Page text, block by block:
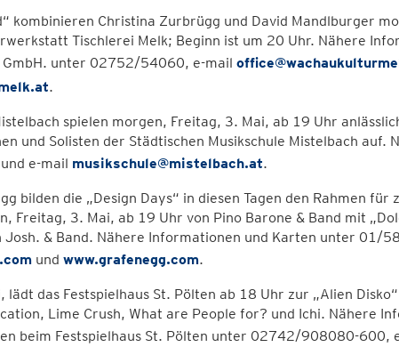
kombinieren Christina Zurbrügg und David Mandlburger
Tischlerei Melk; Beginn ist um 20 Uhr. Nähere
GmbH. unter 02752/54060, e-mail
.
spielen morgen, Freitag, 3. Mai, ab 19 Uhr
und Solisten der Städtischen Musikschule Mistelbach
e-mail musikschule@mistelbach.at.
bilden die „Design Days“ in diesen Tagen den Rahmen für
Freitag, 3. Mai, ab 19 Uhr von Pino Barone & Band mit
Josh. & Band. Nähere Informationen und Karten unter 01/
und www.grafenegg.com.
lädt das Festspielhaus St. Pölten ab 18 Uhr zur „Alien
Lime Crush, What are People for? und Ichi. Nähere
beim Festspielhaus St. Pölten unter 02742/908080-600,